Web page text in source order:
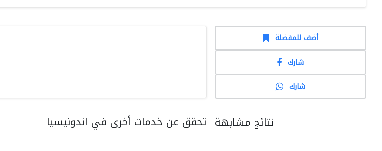
تحقق عن خدمات أخرى في اندونيسيا
أضف للمفضلة
شارك
شارك
نتائج مشابهة